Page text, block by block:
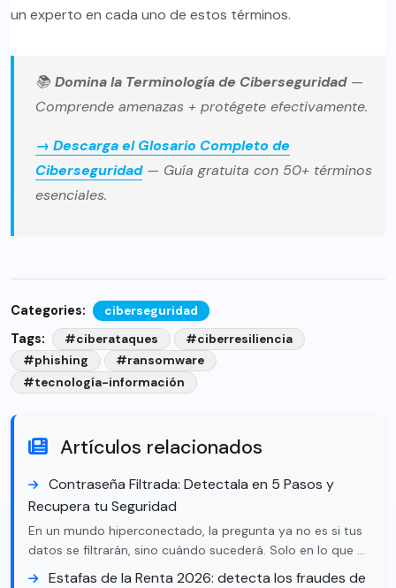
un experto en cada uno de estos términos.
📚 Domina la Terminología de Ciberseguridad—
Comprende amenazas + protégete efectivamente.
→ Descarga el Glosario Completo de
Ciberseguridad— Guía gratuita con 50+ términos
esenciales.
Categories: ciberseguridad
Tags: #ciberataques
#ciberresiliencia
#phishing
#ransomware
#tecnología-información
Artículos relacionados
Contraseña Filtrada: Detectala en 5 Pasos y
Recupera tu Seguridad
En un mundo hiperconectado, la pregunta ya no es si tus
datos se filtrarán, sino cuándo sucederá. Solo en lo que …
Estafas de la Renta 2026: detecta los fraudes de